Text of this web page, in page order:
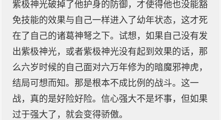
紫极神光破掉了他护身的防御，才使得他也没能豁
免技能的效果与自己一样进入了幼年状态，这才死
在了自己的诸葛神弩之下。试想，如果自己没有发
出紫极神光，或者紫极神光没有起到效果的话，那
么六岁时候的自己面对六万年修为的暗魔邪神虎，
结局可想而知。那是根本不成比例的战斗。这一
战，真的是好险好险。信心强大不是坏事，但如果
过于强大了，就会变得骄傲。